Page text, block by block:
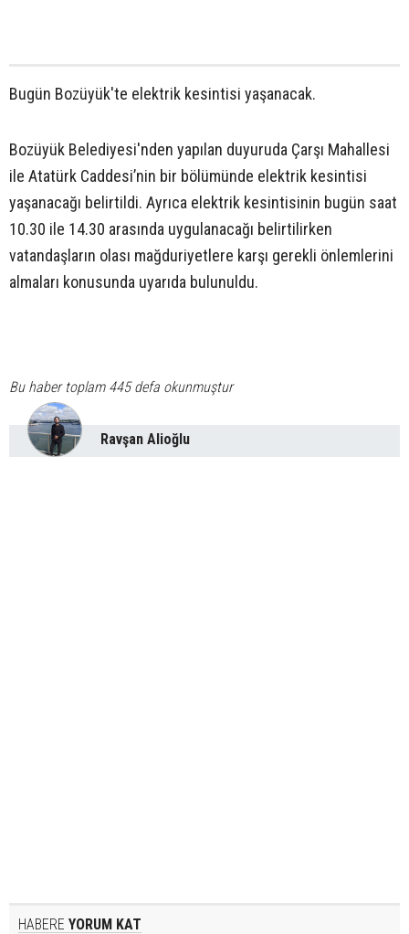
Bugün Bozüyük'te elektrik kesintisi yaşanacak.
Bozüyük Belediyesi'nden yapılan duyuruda Çarşı Mahallesi
ile Atatürk Caddesi’nin bir bölümünde elektrik kesintisi
yaşanacağı belirtildi. Ayrıca elektrik kesintisinin bugün saat
10.30 ile 14.30 arasında uygulanacağı belirtilirken
vatandaşların olası mağduriyetlere karşı gerekli önlemlerini
almaları konusunda uyarıda bulunuldu.
Bu haber toplam 445 defa okunmuştur
Ravşan Alioğlu
HABERE YORUM KAT